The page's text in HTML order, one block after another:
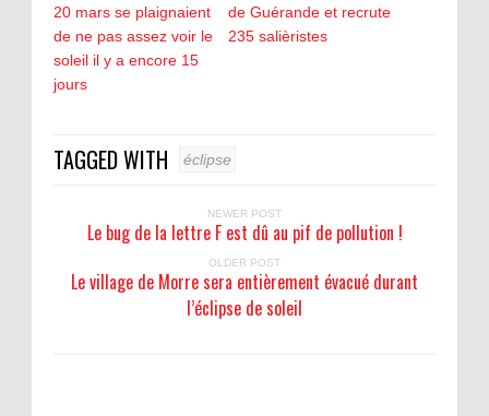
20 mars se plaignaient
de ne pas assez voir le
soleil il y a encore 15
jours
de Guérande et recrute
235 salièristes
TAGGED WITH éclipse
NEWER POST
Le bug de la lettre F est dû au pif de pollution !
OLDER POST
Le village de Morre sera entièrement évacué durant
l’éclipse de soleil